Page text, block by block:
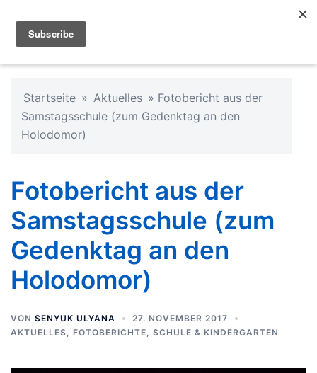
Startseite » Aktuelles » Fotobericht aus der
Samstagsschule (zum Gedenktag an den
Holodomor)
Fotobericht aus der
Samstagsschule (zum
Gedenktag an den
Holodomor)
VON SENYUK ULYANA
27. NOVEMBER 2017
AKTUELLES
FOTOBERICHTE SCHULE & KINDERGARTEN